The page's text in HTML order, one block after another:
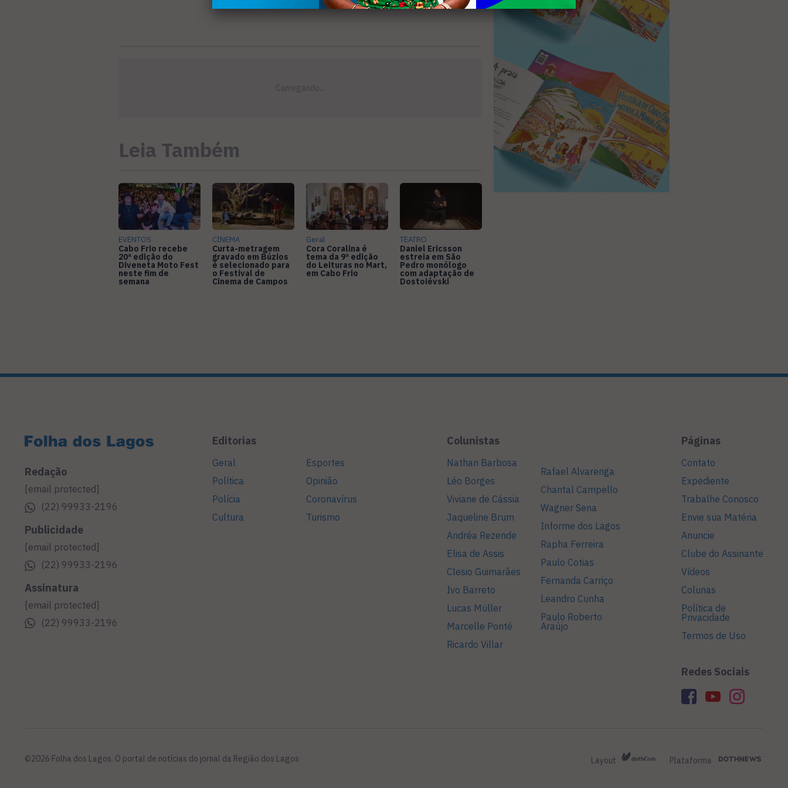
Leia Também
EVENTOS
Cabo Frio recebe
20ª edição do
Diveneta Moto Fest
neste fim de
semana
CINEMA
Curta-metragem
gravado em Búzios
é selecionado para
o Festival de
Cinema de Campos
Geral
Cora Coralina é
tema da 9ª edição
do Leituras no Mart,
em Cabo Frio
TEATRO
Daniel Ericsson
estreia em São
Pedro monólogo
com adaptação de
Dostoiévski
Redação
[email protected]
(22) 99933-2196
Publicidade
[email protected]
(22) 99933-2196
Assinatura
[email protected]
(22) 99933-2196
Editorias
Geral
Política
Polícia
Cultura
Esportes
Opinião
Coronavírus
Turismo
Colunistas
Nathan Barbosa
Léo Borges
Viviane de Cássia
Jaqueline Brum
Andréa Rezende
Elisa de Assis
Clesio Guimarães
Ivo Barreto
Lucas Müller
Marcelle Ponté
Ricardo Villar
Rafael Alvarenga
Chantal Campello
Wagner Sena
Informe dos Lagos
Rapha Ferreira
Paulo Cotias
Fernanda Carriço
Leandro Cunha
Paulo Roberto
Araújo
Páginas
Contato
Expediente
Trabalhe Conosco
Envie sua Matéria
Anuncie
Clube do Assinante
Vídeos
Colunas
Política de
Privacidade
Termos de Uso
Redes Sociais
©2026 Folha dos Lagos. O portal de notícias do jornal da Região dos Lagos Layout Plataforma